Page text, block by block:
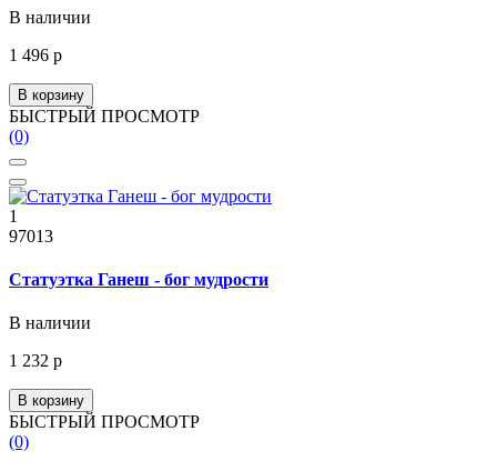
В наличии
1 496 р
В корзину
БЫСТРЫЙ ПРОСМОТР
(0)
1
97013
Статуэтка Ганеш - бог мудрости
В наличии
1 232 р
В корзину
БЫСТРЫЙ ПРОСМОТР
(0)